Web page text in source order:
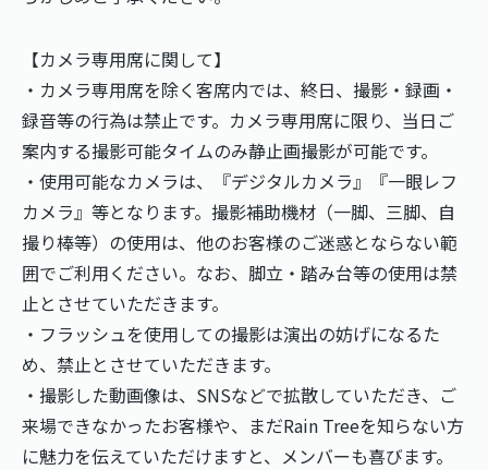
【カメラ専用席に関して】
・カメラ専用席を除く客席内では、終日、撮影・録画・
録音等の行為は禁止です。カメラ専用席に限り、当日ご
案内する撮影可能タイムのみ静止画撮影が可能です。
・使用可能なカメラは、『デジタルカメラ』『一眼レフ
カメラ』等となります。撮影補助機材（一脚、三脚、自
撮り棒等）の使用は、他のお客様のご迷惑とならない範
囲でご利用ください。なお、脚立・踏み台等の使用は禁
止とさせていただきます。
・フラッシュを使用しての撮影は演出の妨げになるた
め、禁止とさせていただきます。
・撮影した動画像は、SNSなどで拡散していただき、ご
来場できなかったお客様や、まだRain Treeを知らない方
に魅力を伝えていただけますと、メンバーも喜びます。